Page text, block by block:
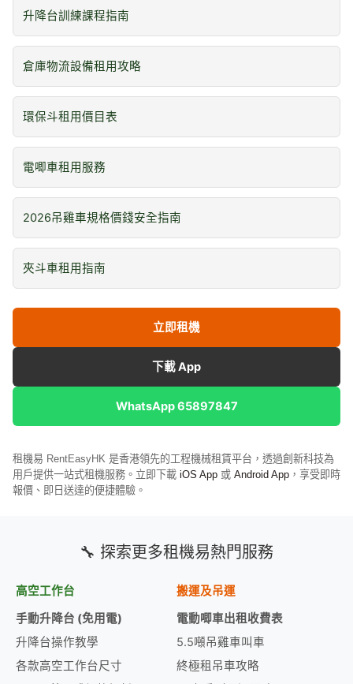
升降台訓練課程指南
倉庫物流設備租用攻略
環保斗租用價目表
電唧車租用服務
2026吊雞車規格價錢安全指南
夾斗車租用指南
立即租機
下載 App
WhatsApp 65897847
租機易 RentEasyHK 是香港領先的工程機械租賃平台，透過創新科技為
用戶提供一站式租機服務。立即下載 iOS App 或 Android App ，享受即時
報價、即日送達的便捷體驗。
🔧 探索更多租機易熱門服務
高空工作台
手動升降台 (免用電)
升降台操作教學
各款高空工作台尺寸
搬運及吊運
電動唧車出租收費表
5.5噸吊雞車叫車
終極租吊車攻略